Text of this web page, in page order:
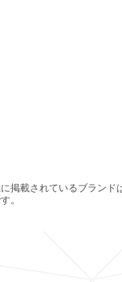
掲載されているブランド
。